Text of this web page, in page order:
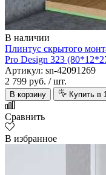
В наличии
Плинтус скрытого
Pro Design 323
Артикул: sn-42091269
2 799 руб. / шт.
В корзину Купить в
Сравнить
В избранное